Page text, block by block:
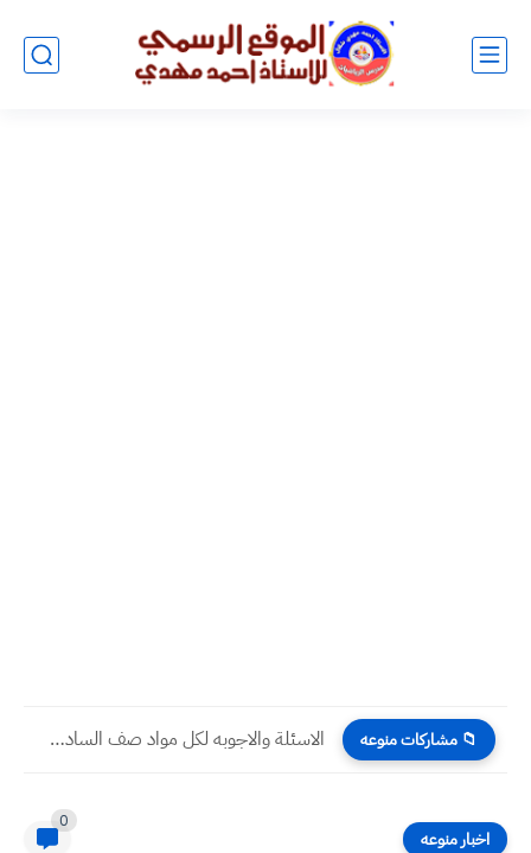
📁 مشاركات منوعه الاسئلة والاجوبه لكل مواد صف السادس الابتدائي من امتحانات الدور...
اخبار منوعه
0